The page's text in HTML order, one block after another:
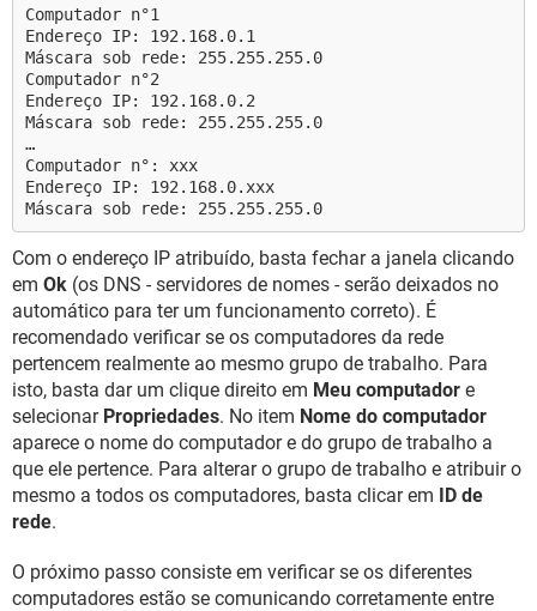
Computador n°1
Endereço IP: 192.168.0.1
Máscara sob rede: 255.255.255.0
Computador n°2
Endereço IP: 192.168.0.2
Máscara sob rede: 255.255.255.0
…
Computador n°: xxx
Endereço IP: 192.168.0.xxx
Máscara sob rede: 255.255.255.0
Com o endereço IP atribuído, basta fechar a janela clicando
em Ok (os DNS - servidores de nomes - serão deixados no
automático para ter um funcionamento correto). É
recomendado verificar se os computadores da rede
pertencem realmente ao mesmo grupo de trabalho. Para
isto, basta dar um clique direito em Meu computador e
selecionar Propriedades. No item Nome do computador
aparece o nome do computador e do grupo de trabalho a
que ele pertence. Para alterar o grupo de trabalho e atribuir o
mesmo a todos os computadores, basta clicar em ID de
rede.
O próximo passo consiste em verificar se os diferentes
computadores estão se comunicando corretamente entre